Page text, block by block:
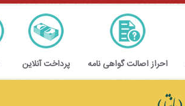
احراز اصالت گواهی نامه پرداخت آنلاین